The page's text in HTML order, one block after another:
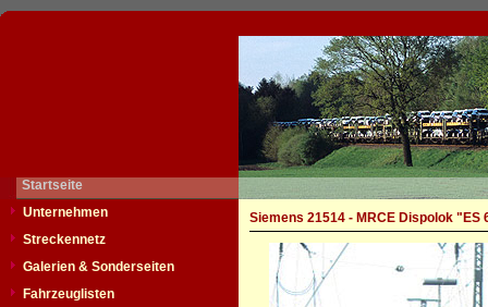
Startseite
Unternehmen
Streckennetz
Galerien & Sonderseiten
Fahrzeuglisten
Siemens 21514 - MRCE Dispolok "ES